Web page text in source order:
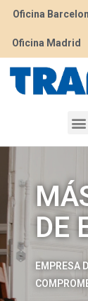
Oficina
Oficina Madrid
DE
EMPRESA